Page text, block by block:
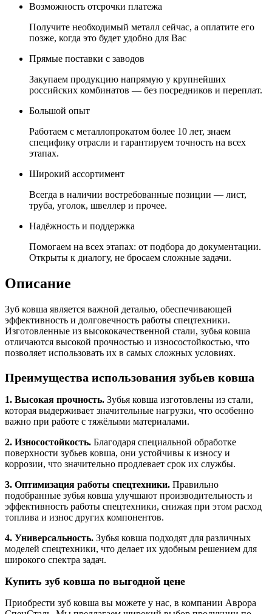
Возможность отсрочки платежа
Получите необходимый металл сейчас, а оплатите его
позже, когда это будет удобно для Вас
Прямые поставки с заводов
Закупаем продукцию напрямую у крупнейших
российских комбинатов — без посредников и переплат.
Большой опыт
Работаем с металлопрокатом более 10 лет, знаем
специфику отрасли и гарантируем точность на всех
этапах.
Широкий ассортимент
Всегда в наличии востребованные позиции — лист,
труба, уголок, швеллер и прочее.
Надёжность и поддержка
Помогаем на всех этапах: от подбора до документации.
Открыты к диалогу, не бросаем сложные задачи.
Описание
Зуб ковша является важной деталью, обеспечивающей
эффективность и долговечность работы спецтехники.
Изготовленные из высококачественной стали, зубья ковша
отличаются высокой прочностью и износостойкостью, что
позволяет использовать их в самых сложных условиях.
Преимущества использования зубьев ковша
1. Высокая прочность. Зубья ковша изготовлены из стали,
которая выдерживает значительные нагрузки, что особенно
важно при работе с тяжёлыми материалами.
2. Износостойкость. Благодаря специальной обработке
поверхности зубьев ковша, они устойчивы к износу и
коррозии, что значительно продлевает срок их службы.
3. Оптимизация работы спецтехники. Правильно
подобранные зубья ковша улучшают производительность и
эффективность работы спецтехники, снижая при этом расход
топлива и износ других компонентов.
4. Универсальность. Зубья ковша подходят для различных
моделей спецтехники, что делает их удобным решением для
широкого спектра задач.
Купить зуб ковша по выгодной цене
Приобрести зуб ковша вы можете у нас, в компании Аврора